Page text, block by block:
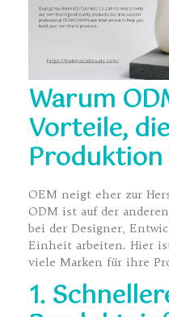
Warum
Vorteile,
OEM neigt eher zur
ODM ist auf der
bei der Designer,
Einheit arbeiten. Hier
viele Marken für ihre
1.